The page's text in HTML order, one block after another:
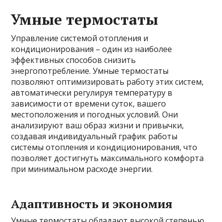
Умные термостаты
Управление системой отопления и
кондиционирования – один из наиболее
эффективных способов снизить
энергопотребление. Умные термостаты
позволяют оптимизировать работу этих систем,
автоматически регулируя температуру в
зависимости от времени суток, вашего
местоположения и погодных условий. Они
анализируют ваш образ жизни и привычки,
создавая индивидуальный график работы
системы отопления и кондиционирования, что
позволяет достигнуть максимального комфорта
при минимальном расходе энергии.
Адаптивность и экономия